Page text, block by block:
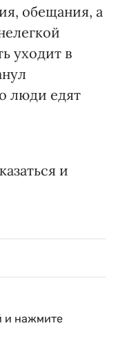
обещания, а
уходит в
люди едят
и
и нажмите